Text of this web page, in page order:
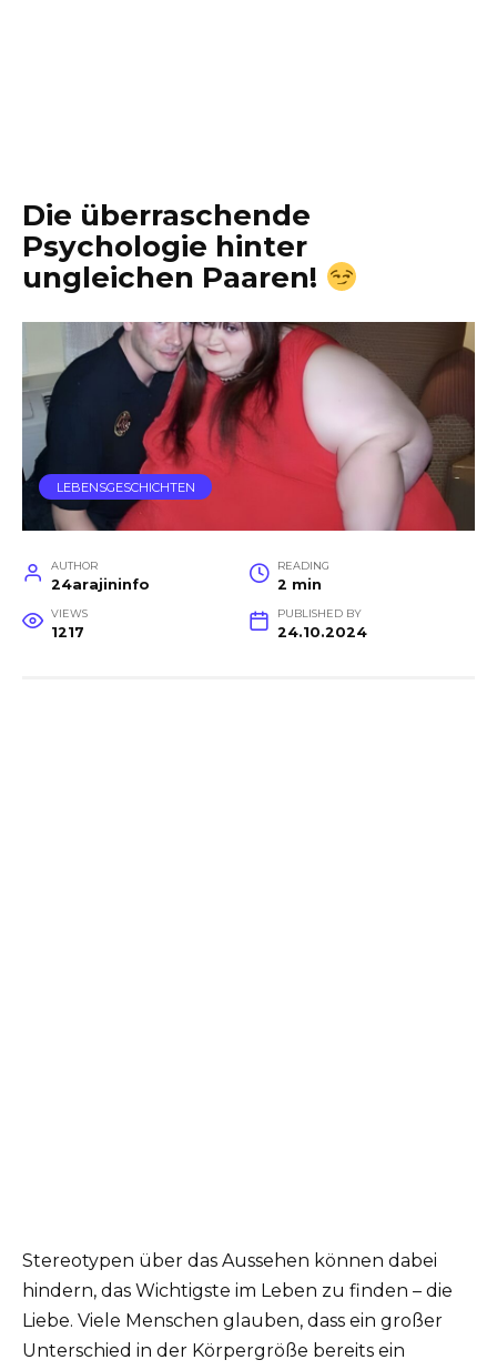
Die überraschende
Psychologie hinter
ungleichen Paaren!
LEBENSGESCHICHTEN
AUTHOR
24arajininfo
READING
2 min
VIEWS
1217
PUBLISHED BY
24.10.2024
Stereotypen über das Aussehen können dabei
hindern, das Wichtigste im Leben zu finden – die
Liebe. Viele Menschen glauben, dass ein großer
Unterschied in der Körpergröße bereits ein